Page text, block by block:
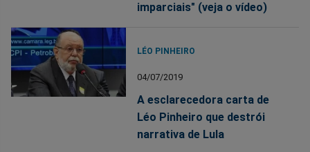
imparciais" (veja o vídeo)
LÉO PINHEIRO
04/07/2019
A esclarecedora carta de
Léo Pinheiro que destrói
narrativa de Lula